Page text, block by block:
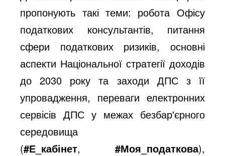
пропонують такі теми: робота Офісу
податкових консультантів, питання
сфери податкових ризиків, основні
аспекти Національної стратегії доходів
до 2030 року та заходи ДПС з ïї
упровадження, переваги електронних
сервісів ДПС у межах безбар'єрного
середовища
(#Е_кабінет, #Моя_податкова),